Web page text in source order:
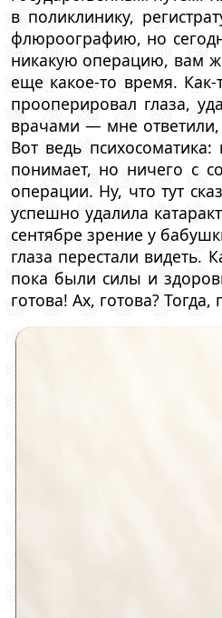
в поликлинику,
флюроографию, но
никакую операцию, вам
еще какое-то время.
прооперировал глаза,
врачами — мне
Вот ведь
понимает, но ничего с
операции. Ну, что тут
успешно удалила
сентябре зрение у
глаза перестали
пока были силы и
готова! Ах, готова?